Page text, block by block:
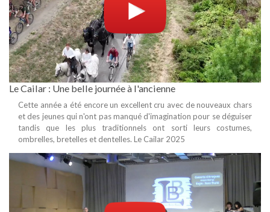
Le Cailar : Une belle journée à l'ancienne
Cette année a été encore un excellent cru avec de nouveaux chars
et des jeunes qui n'ont pas manqué d'imagination pour se déguiser
tandis que les plus traditionnels ont sorti leurs costumes,
ombrelles, bretelles et dentelles. Le Cailar 2025